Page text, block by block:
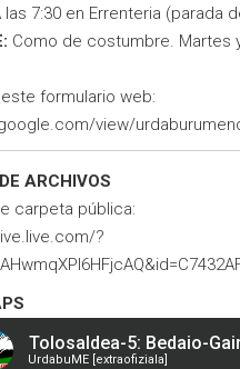
las 7:30 en Errenteria (parada
Como de costumbre. Martes
formulario web:
view/
ARCHIVOS
carpeta pública:
?